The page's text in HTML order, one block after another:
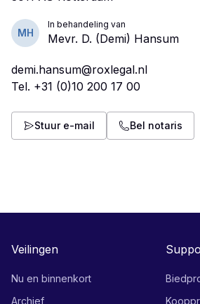
MH
In behandeling van
Mevr. D. (Demi) Hansum
demi.hansum@roxlegal.nl
Tel. +31 (0)10 200 17 00
Stuur e-mail Bel notaris
Veilingen
Nu en binnenkort
Archief